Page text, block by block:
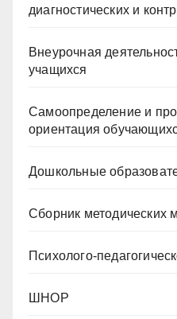
диагностических и
Внеурочная
учащихся
Самоопределение и
ориентация
Дошкольные
Сборник методических
Психолого-
ШНОР